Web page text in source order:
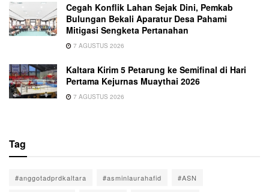
Cegah Konflik Lahan Sejak Dini, Pemkab
Bulungan Bekali Aparatur Desa Pahami
Mitigasi Sengketa Pertanahan
7 AGUSTUS 2026
Kaltara Kirim 5 Petarung ke Semifinal di Hari
Pertama Kejurnas Muaythai 2026
7 AGUSTUS 2026
Tag
#anggotadprdkaltara #asminlaurahafid #ASN